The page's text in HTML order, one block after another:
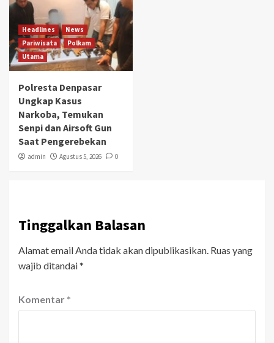
Headlines
News
Pariwisata
Polkam
Utama
Polresta Denpasar
Ungkap Kasus
Narkoba, Temukan
Senpi dan Airsoft Gun
Saat Pengerebekan
admin Agustus 5, 2026 0
Tinggalkan Balasan
Alamat email Anda tidak akan dipublikasikan. Ruas yang
wajib ditandai*
Komentar *